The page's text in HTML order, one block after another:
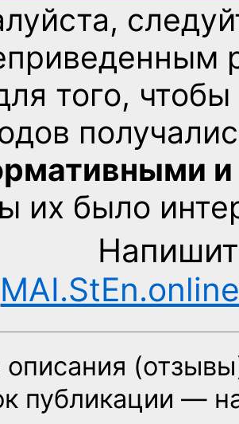
того,
их было
описания
публикации —